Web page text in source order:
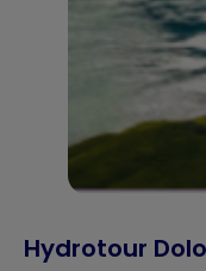
Hydrotour